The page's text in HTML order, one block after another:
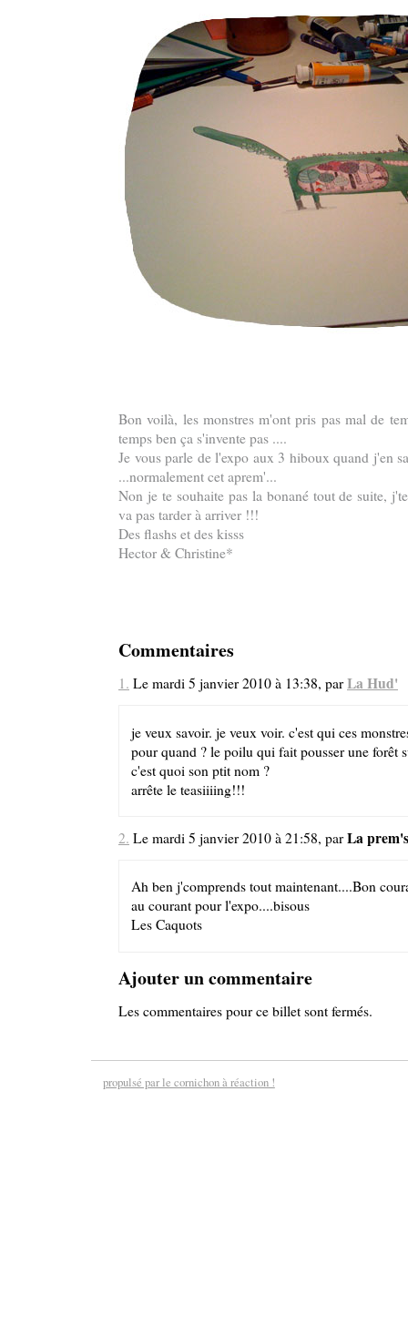
Bon voilà, les monstres m'ont pris pas mal de
temps ben ça s'invente pas ....
Je vous parle de l'expo aux 3 hiboux quand j'en
...normalement cet aprem'...
Non je te souhaite pas la bonané tout de suite,
va pas tarder à arriver !!!
Des flashs et des kisss
Hector & Christine*
Commentaires
1. Le mardi 5 janvier 2010 à 13:38, parLa Hud'
je veux savoir. je veux voir. c'est qui ces
pour quand ? le poilu qui fait pousser une forêt
c'est quoi son ptit nom ?
arrête le teasiiiing!!!
2. Le mardi 5 janvier 2010 à 21:58, parLa prem's
Ah ben j'comprends tout maintenant....Bon
au courant pour l'expo....bisous
Les Caquots
Ajouter un commentaire
Les commentaires pour ce billet sont fermés.
propulsé par le cornichon à réaction !